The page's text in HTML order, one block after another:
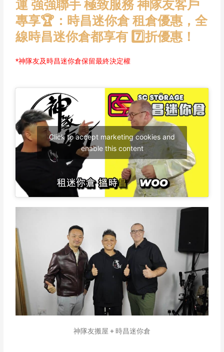
運 強強聯手 極致服務 神隊友客戶
專享🏆：時昌迷你倉 租倉優惠，全
線時昌迷你倉都享有 7️⃣折優惠！
*神隊友及時昌迷你倉保留最終決定權
Click to accept marketing cookies and
enable this content
神隊友搬屋 + 時昌迷你倉